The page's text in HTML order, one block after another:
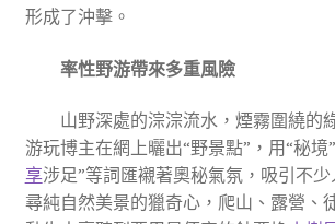
形成了沖擊。
率性野游帶來多重風險
山野深處的淙淙流水，煙霧圍繞
游玩博主在網上曬出“野景點”，用“秘境
享涉足”等詞匯襯著奧秘氣氛，吸引不
尋純自然美景的獵奇心，爬山、露營、